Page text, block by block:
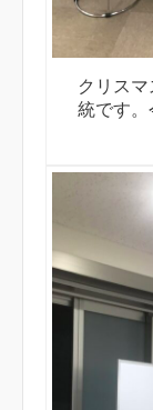
クリス
統です。